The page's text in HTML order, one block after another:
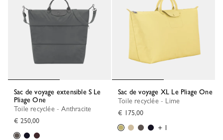
Sac de voyage extensible S Le
Pliage One
Toile recyclée - Anthracite
€ 250,00
Sac de voyage XL Le Pliage One
Toile recyclée - Lime
€ 175,00
+ 1